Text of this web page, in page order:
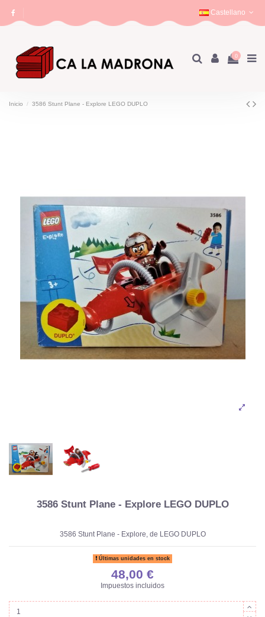
Castellano
0
Inicio 3586 Stunt Plane - Explore LEGO DUPLO
3586 Stunt Plane - Explore LEGO DUPLO
3586 Stunt Plane - Explore, de LEGO DUPLO
Últimas unidades en stock
48,00 €
Impuestos incluidos